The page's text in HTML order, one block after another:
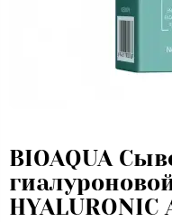
BIOAQUA
HYALURONIC